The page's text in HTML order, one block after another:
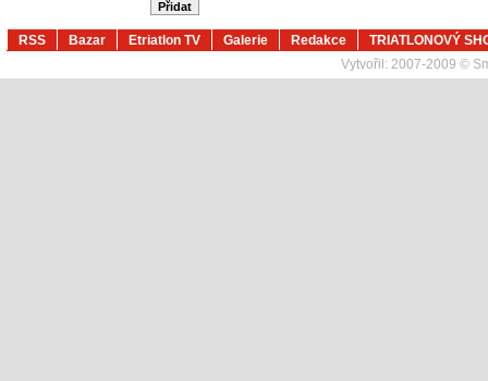
RSS Bazar Etriatlon TV Galerie Redakce
TRIATLONOVÝ
Vytvořil: 2007-2009 ©